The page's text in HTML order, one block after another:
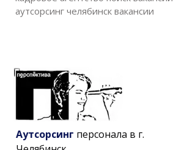
аутсорсинг челябинск вакансии
Аутсорсинг персонала в г.